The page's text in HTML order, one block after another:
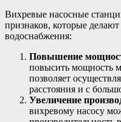
Вихревые насосные
признаков, которые
водоснабжения:
Повышение
повысить мощность
позволяет
расстояния и с
Увеличение
вихревому насосу